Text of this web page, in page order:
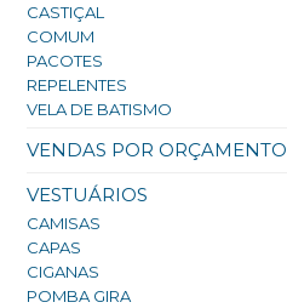
CASTIÇAL
COMUM
PACOTES
REPELENTES
VELA DE BATISMO
VENDAS POR ORÇAMENTO
VESTUÁRIOS
CAMISAS
CAPAS
CIGANAS
POMBA GIRA